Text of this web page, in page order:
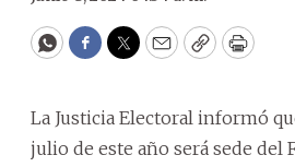
WhatsApp
Facebook
Twitter
EmailCopyPrint
La Justicia Electoral informó
julio de este año será sede del